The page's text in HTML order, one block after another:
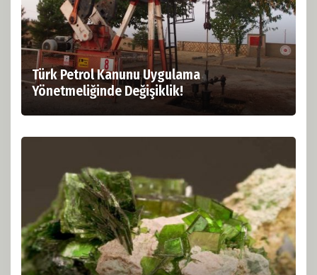
Türk Petrol Kanunu Uygulama
Yönetmeliğinde Değişiklik!